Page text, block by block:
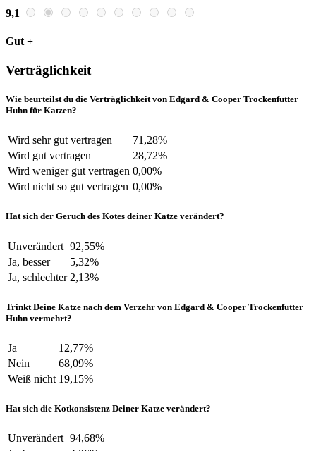
9,1
Gut +
Verträglichkeit
Wie beurteilst du die Verträglichkeit von Edgard & Cooper Trockenfutter
Huhn für Katzen?
Wird sehr gut vertragen
71,28%
Wird gut vertragen
28,72%
Wird weniger gut vertragen 0,00%
Wird nicht so gut vertragen 0,00%
Hat sich der Geruch des Kotes deiner Katze verändert?
Unverändert 92,55%
Ja, besser
5,32%
Ja, schlechter 2,13%
Trinkt Deine Katze nach dem Verzehr von Edgard & Cooper Trockenfutter
Huhn vermehrt?
Ja
12,77%
Nein
68,09%
Weiß nicht 19,15%
Hat sich die Kotkonsistenz Deiner Katze verändert?
Unverändert 94,68%